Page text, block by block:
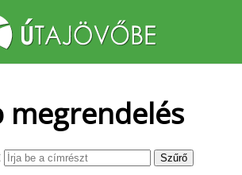
megrendelés
Szűrő